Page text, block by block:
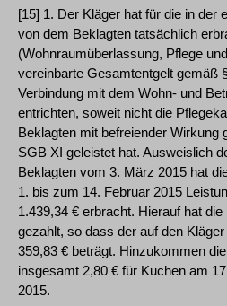
[15] 1. Der Kläger hat für die in der
von dem Beklagten tatsächlich
(Wohnraumüberlassung, Pflege
vereinbarte Gesamtentgelt gemäß
Verbindung mit dem Wohn- und
entrichten, soweit nicht die
Beklagten mit befreiender Wirkung
SGB XI geleistet hat. Ausweislich
Beklagten vom 3. März 2015 hat
1. bis zum 14. Februar 2015
1.439,34 € erbracht. Hierauf hat
gezahlt, so dass der auf den
359,83 € beträgt. Hinzukommen
insgesamt 2,80 € für Kuchen am
2015.